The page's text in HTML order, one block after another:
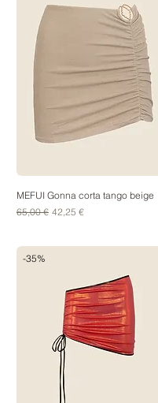
MEFUI Gonna corta tango beige
Prezzo regolare
65,00 € Prezzo scontato
42,25 €
-35%